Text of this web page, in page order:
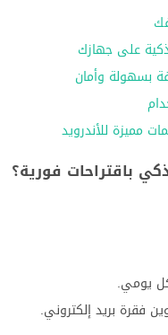
مميزة للأندرويد
باقتراحات فورية؟
يومي.
فقرة بريد إلكتروني.